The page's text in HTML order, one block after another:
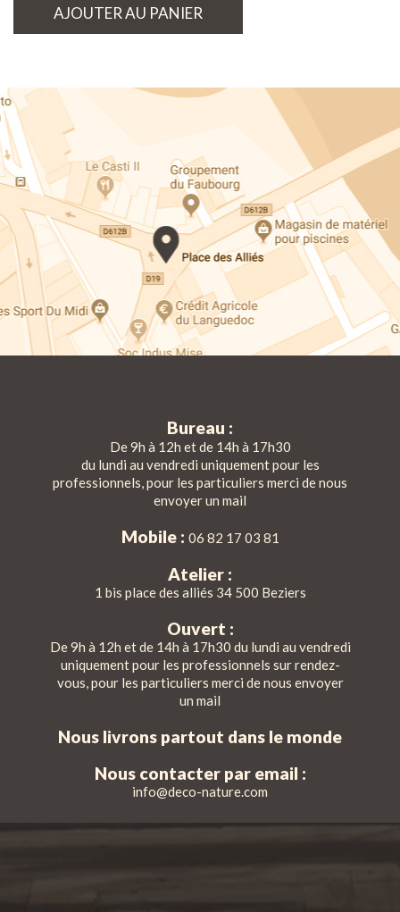
AJOUTER AU PANIER
Bureau :
De 9h à 12h et de 14h à 17h30
du lundi au vendredi uniquement pour les
professionnels, pour les particuliers merci de nous
envoyer un mail
Mobile : 06 82 17 03 81
Atelier :
1 bis place des alliés 34 500 Beziers
Ouvert :
De 9h à 12h et de 14h à 17h30 du lundi au vendredi
uniquement pour les professionnels sur rendez-
vous, pour les particuliers merci de nous envoyer
un mail
Nous livrons partout dans le monde
Nous contacter par email :
info@deco-nature.com